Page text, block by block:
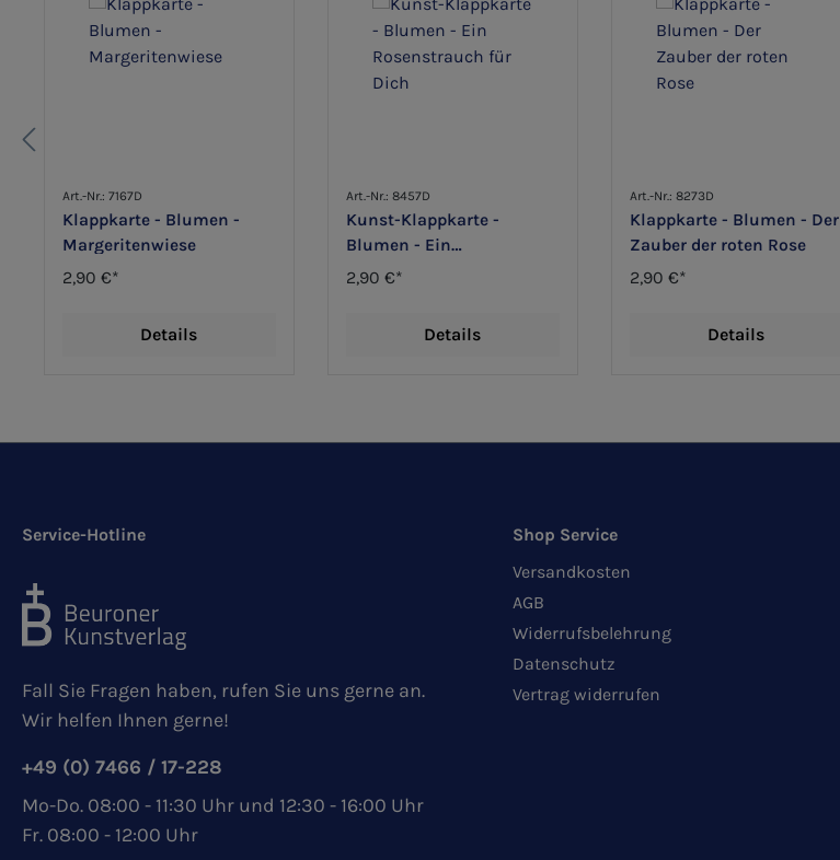
Art.-Nr.: 7167D
Klappkarte - Blumen -
Margeritenwiese
2,90 €*
Details
Art.-Nr.: 8457D
Kunst-Klappkarte -
Blumen - Ein
Rosenstrauch für Dich
2,90 €*
Details
Art.-Nr.: 8273D
Klappkarte - Blumen - Der
Zauber der roten Rose
2,90 €*
Details
Service-Hotline
Fall Sie Fragen haben, rufen Sie uns gerne an.
Wir helfen Ihnen gerne!
+49 (0) 7466 / 17-228
Mo-Do. 08:00 - 11:30 Uhr und 12:30 - 16:00 Uhr
Fr. 08:00 - 12:00 Uhr
Shop Service
Versandkosten
AGB
Widerrufsbelehrung
Datenschutz
Vertrag widerrufen